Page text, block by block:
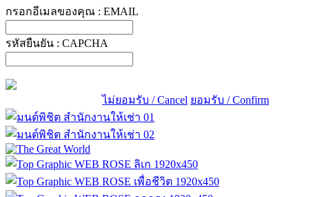
กรอกอีเมลของคุณ : EMAIL
รหัสยืนยัน : CAPCHA
ไม่ยอมรับ / Cancel ยอมรับ / Confirm